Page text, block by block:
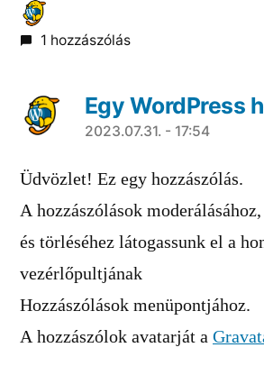
1 hozzászólás
Egy WordPress
2023.07.31. - 17:54
Üdvözlet! Ez egy hozzászólás.
A hozzászólások
és törléséhez látogassunk el a
vezérlőpultjának
Hozzászólások menüpontjához.
A hozzászólok avatarját a